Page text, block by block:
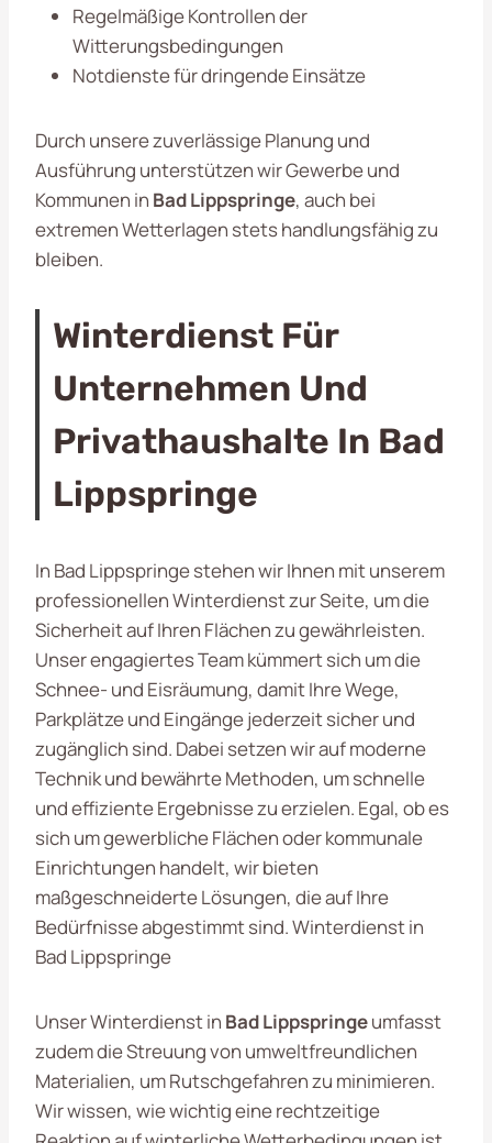
Regelmäßige Kontrollen der
Witterungsbedingungen
Notdienste für dringende Einsätze
Durch unsere zuverlässige Planung und
Ausführung unterstützen wir Gewerbe und
Kommunen in Bad Lippspringe, auch bei
extremen Wetterlagen stets handlungsfähig zu
bleiben.
Winterdienst Für
Unternehmen Und
Privathaushalte In Bad
Lippspringe
In Bad Lippspringe stehen wir Ihnen mit unserem
professionellen Winterdienst zur Seite, um die
Sicherheit auf Ihren Flächen zu gewährleisten.
Unser engagiertes Team kümmert sich um die
Schnee- und Eisräumung, damit Ihre Wege,
Parkplätze und Eingänge jederzeit sicher und
zugänglich sind. Dabei setzen wir auf moderne
Technik und bewährte Methoden, um schnelle
und effiziente Ergebnisse zu erzielen. Egal, ob es
sich um gewerbliche Flächen oder kommunale
Einrichtungen handelt, wir bieten
maßgeschneiderte Lösungen, die auf Ihre
Bedürfnisse abgestimmt sind. Winterdienst in
Bad Lippspringe
Unser Winterdienst in Bad Lippspringeumfasst
zudem die Streuung von umweltfreundlichen
Materialien, um Rutschgefahren zu minimieren.
Wir wissen, wie wichtig eine rechtzeitige